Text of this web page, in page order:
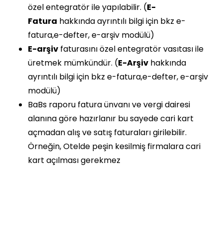
özel entegratör ile yapılabilir. (E-
Fatura hakkında ayrıntılı bilgi için bkz e-
fatura,e-defter, e-arşiv modülü)
E-arşiv faturasını özel entegratör vasıtası ile
üretmek mümkündür. (E-Arşiv hakkında
ayrıntılı bilgi için bkz e-fatura,e-defter, e-arşiv
modülü)
BaBs raporu fatura ünvanı ve vergi dairesi
alanına göre hazırlanır bu sayede cari kart
açmadan alış ve satış faturaları girilebilir.
Örneğin, Otelde peşin kesilmiş firmalara cari
kart açılması gerekmez